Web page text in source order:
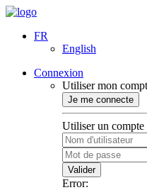
FR
English
Connexion
Utiliser mon
Je me connecte
Utiliser un
Valider
Error: